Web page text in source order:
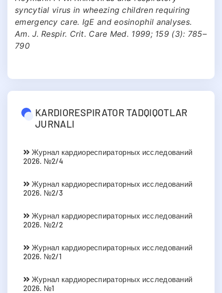
syncytial virus in wheezing children requiring
emergency care. IgE and eosinophil analyses.
Am. J. Respir. Crit. Care Med. 1999; 159 (3): 785–
790
KARDIORESPIRATOR TADQIQOTLAR
JURNALI
Журнал кардиореспираторных исследований
2026. №2/4
Журнал кардиореспираторных исследований
2026. №2/3
Журнал кардиореспираторных исследований
2026. №2/2
Журнал кардиореспираторных исследований
2026. №2/1
Журнал кардиореспираторных исследований
2026. №1